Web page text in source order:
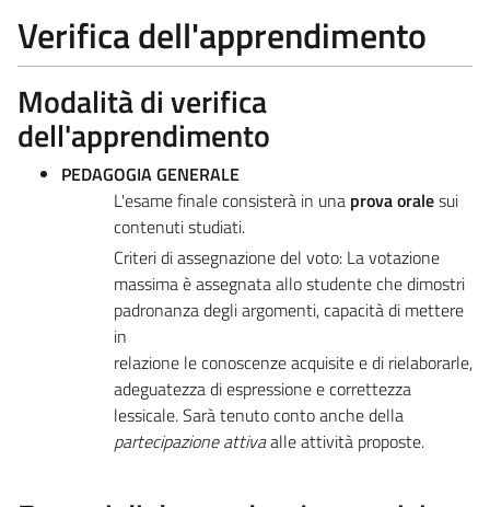
Verifica dell'apprendimento
Modalità di verifica
dell'apprendimento
PEDAGOGIA GENERALE
L'esame finale consisterà in una prova oralesui
contenuti studiati.
Criteri di assegnazione del voto: La votazione
massima è assegnata allo studente che dimostri
padronanza degli argomenti, capacità di mettere
in
relazione le conoscenze acquisite e di rielaborarle,
adeguatezza di espressione e correttezza
lessicale. Sarà tenuto conto anche della
partecipazione attivaalle attività proposte.